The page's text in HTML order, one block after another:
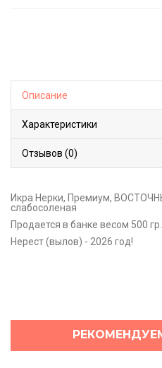
Описание
Характеристики
Отзывов (0)
Икра Нерки, Премиум,
слабосоленая
Продается в банке весом 500 гр.
Нерест (вылов) - 2026 год!